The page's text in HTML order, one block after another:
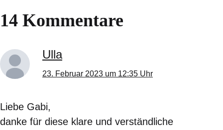
14 Kommentare
Ulla
23. Februar 2023 um 12:35 Uhr
Liebe Gabi,
danke für diese klare und verständliche